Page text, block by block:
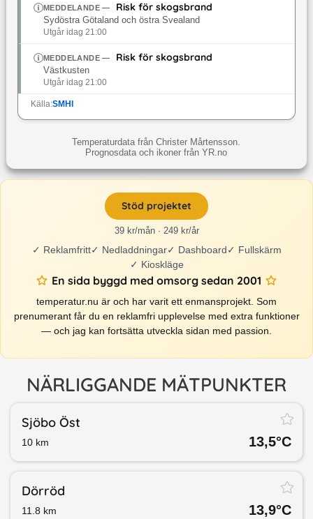
MEDDELANDE— Risk för skogsbrand
Sydöstra Götaland och östra Svealand
Utgår idag 21:00
MEDDELANDE— Risk för skogsbrand
Västkusten
Utgår idag 21:00
Källa:SMHI
Temperaturdata från Christer Mårtensson.
Prognosdata och ikoner från YR.no
Stöd projektet
39 kr/mån · 249 kr/år
✓ Reklamfritt✓ Nedladdningar✓ Dashboard✓ Fullskärm
✓ Kioskläge
En sida byggd med omsorg sedan 2001
temperatur.nu är och har varit ett enmansprojekt. Som
prenumerant får du en reklamfri upplevelse med extra funktioner
— och jag kan fortsätta utveckla sidan med passion.
NÄRLIGGANDE MÄTPUNKTER
Sjöbo Öst
10 km 13,5°C
Dörröd
11.8 km 13,9°C